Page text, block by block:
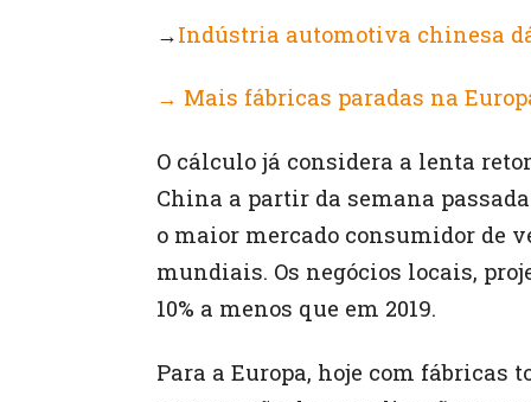
→Indústria automotiva chinesa
→ Mais fábricas paradas na
O cálculo já considera a lenta
China a partir da semana
o maior mercado consumidor de
mundiais. Os negócios locais,
10% a menos que em 2019.
Para a Europa, hoje com